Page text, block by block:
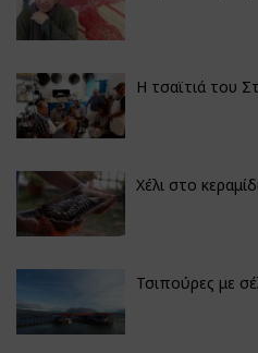
Η τσαϊτιά του
Χέλι στο
Τσιπούρες με